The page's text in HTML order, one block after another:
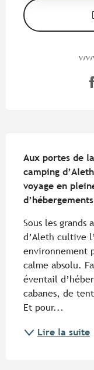
Aux portes de
camping
voyage en
Sous les grands
d’Aleth cultive
environnement
calme absolu.
éventail
cabanes, de
Et pour...
Lire la suite